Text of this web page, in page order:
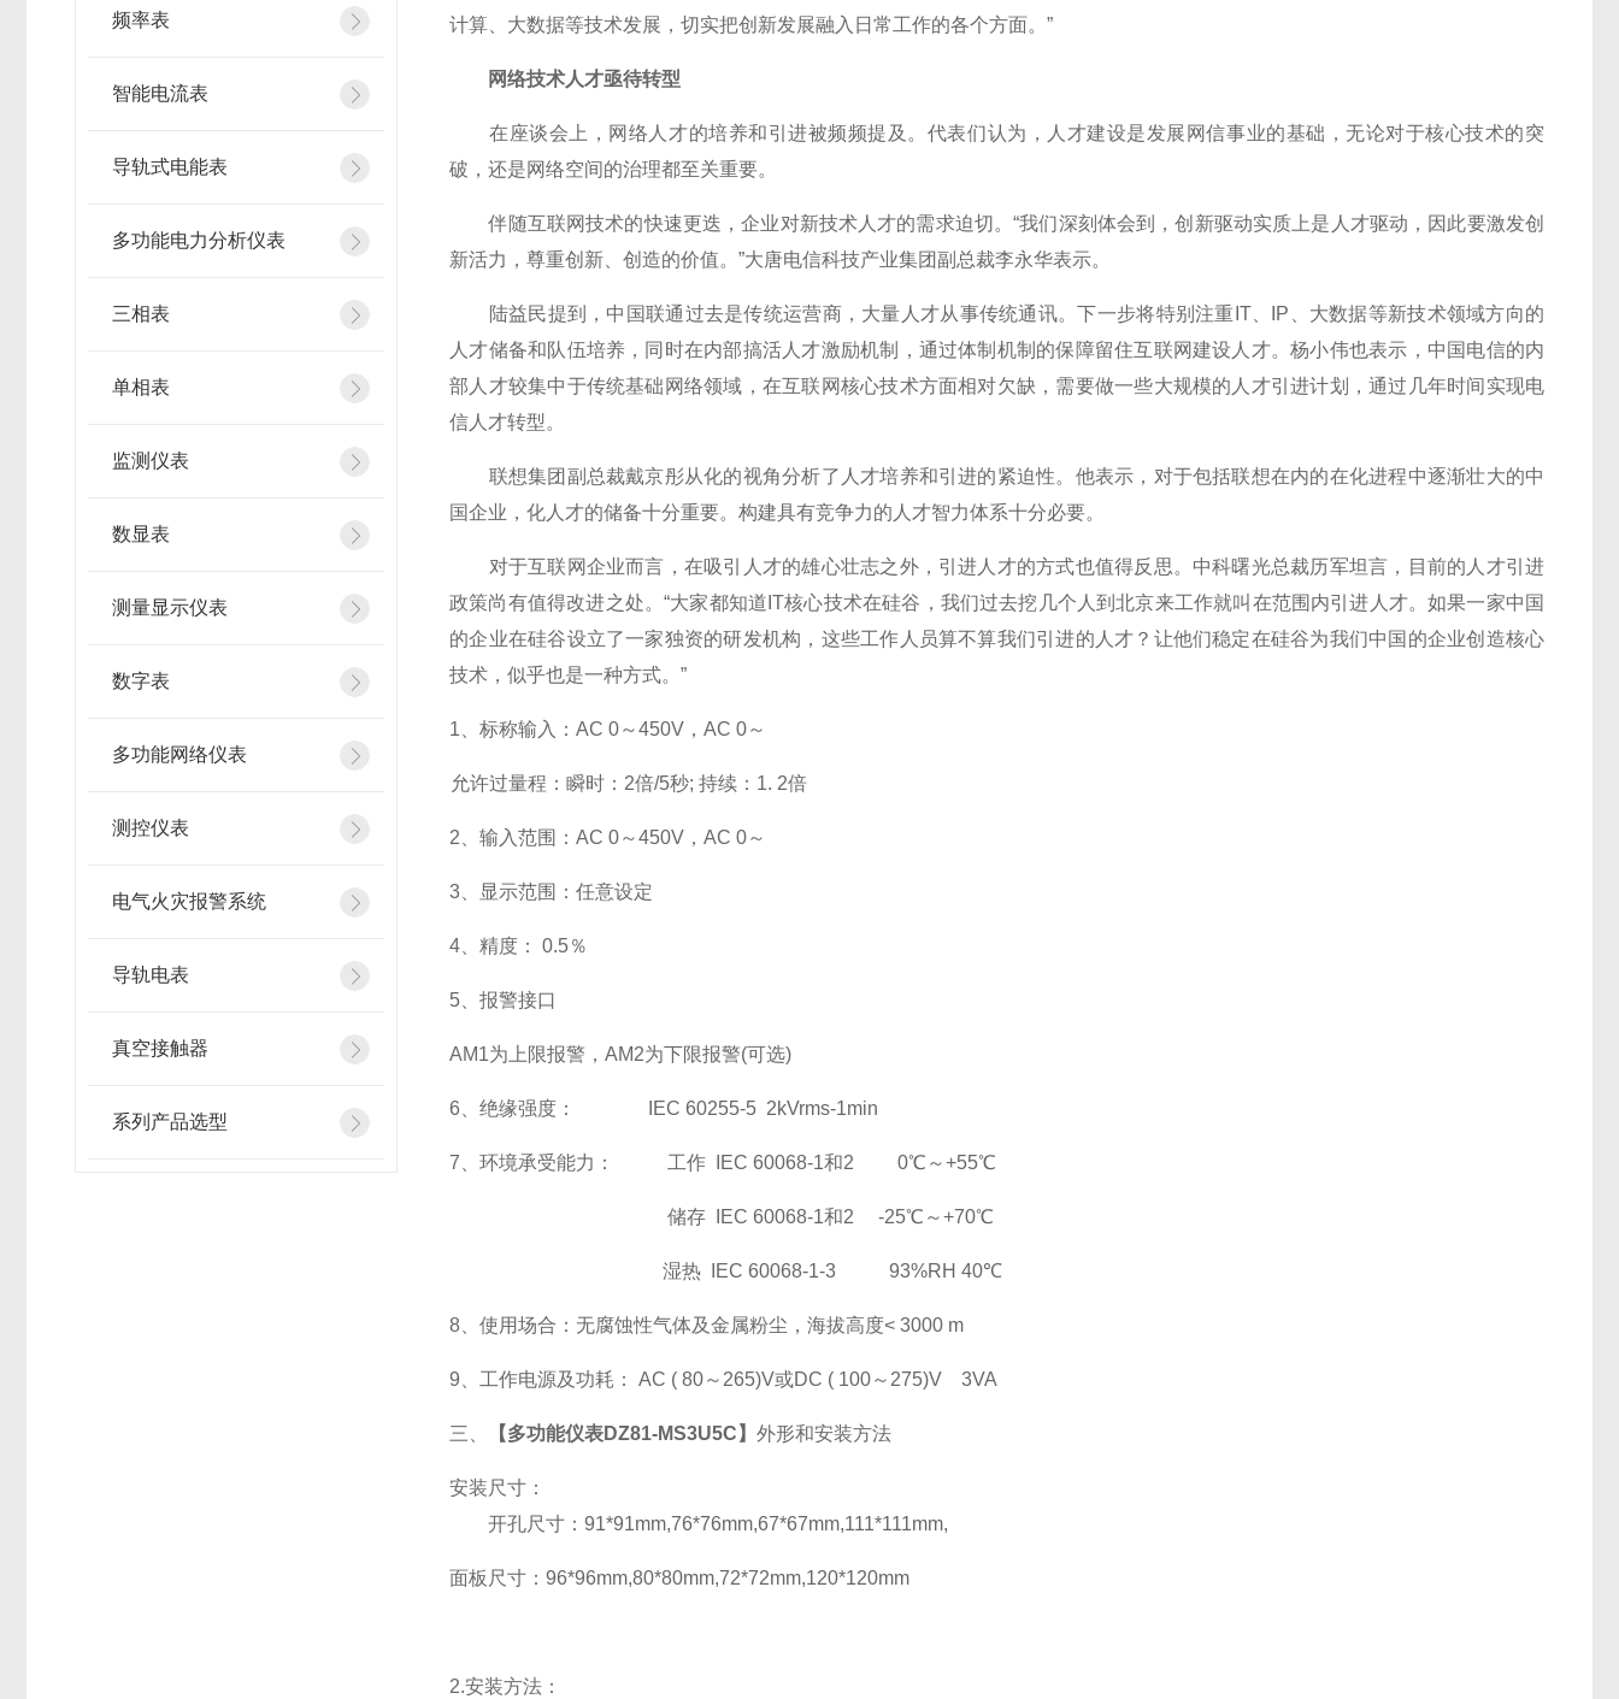
频率表
智能电流表
导轨式电能表
多功能电力分析仪表
三相表
单相表
监测仪表
数显表
测量显示仪表
数字表
多功能网络仪表
测控仪表
电气火灾报警系统
导轨电表
真空接触器
系列产品选型
计算、大数据等技术发展，切实把创新发展融入日常工作的各个方面。”
网络技术人才亟待转型
在座谈会上，网络人才的培养和引进被频频提及。代表们认为，人才建设是发展网信事业的基础，无论对于核心技术的突
破，还是网络空间的治理都至关重要。
伴随互联网技术的快速更迭，企业对新技术人才的需求迫切。“我们深刻体会到，创新驱动实质上是人才驱动，因此要激发创
新活力，尊重创新、创造的价值。”大唐电信科技产业集团副总裁李永华表示。
陆益民提到，中国联通过去是传统运营商，大量人才从事传统通讯。下一步将特别注重IT、IP、大数据等新技术领域方向的
人才储备和队伍培养，同时在内部搞活人才激励机制，通过体制机制的保障留住互联网建设人才。杨小伟也表示，中国电信的内
部人才较集中于传统基础网络领域，在互联网核心技术方面相对欠缺，需要做一些大规模的人才引进计划，通过几年时间实现电
信人才转型。
联想集团副总裁戴京彤从化的视角分析了人才培养和引进的紧迫性。他表示，对于包括联想在内的在化进程中逐渐壮大的中
国企业，化人才的储备十分重要。构建具有竞争力的人才智力体系十分必要。
对于互联网企业而言，在吸引人才的雄心壮志之外，引进人才的方式也值得反思。中科曙光总裁历军坦言，目前的人才引进
政策尚有值得改进之处。“大家都知道IT核心技术在硅谷，我们过去挖几个人到北京来工作就叫在范围内引进人才。如果一家中国
的企业在硅谷设立了一家独资的研发机构，这些工作人员算不算我们引进的人才？让他们稳定在硅谷为我们中国的企业创造核心
技术，似乎也是一种方式。”
1 、标称输入：AC 0～450V ，AC 0～
允许过量程：瞬时：2倍/5秒; 持续：1. 2倍
2 、输入范围：AC 0～450V ，AC 0～
3 显示范围：任意设定
4 、精度： 0.5％
5 、报警接口
AM1为上限报警，AM2为下限报警(可选)
6 、绝缘强度： IEC 60255-5 2kVrms-1min
7 、环境承受能力： 工作 IEC 60068-1和2 0℃～+55℃
储存 IEC 60068-1和2 -25℃～+70℃
湿热 IEC 60068-1-3 93%RH 40℃
8 、使用场合：无腐蚀性气体及金属粉尘，海拔高度< 3000 m
9 、工作电源及功耗： AC ( 80～265)V或DC ( 100～275)V 3VA
三、 【多功能仪表DZ81-MS3U5C】外形和安装方法
安装尺寸：
开孔尺寸：91*91mm,76*76mm,67*67mm,111*111mm,
面板尺寸：96*96mm,80*80mm,72*72mm,120*120mm
2.安装方法：